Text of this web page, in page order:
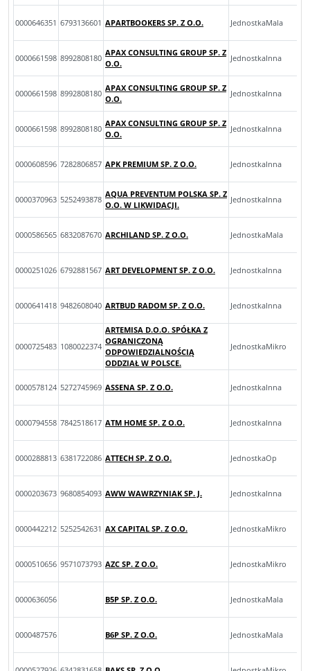
0000646351 6793136601 APARTBOOKERS SP. Z O.O. JednostkaMala
0000661598 8992808180
APAX CONSULTING GROUP SP. Z
O.O.
JednostkaInna
0000661598 8992808180
APAX CONSULTING GROUP SP. Z
O.O.
JednostkaInna
0000661598 8992808180
APAX CONSULTING GROUP SP. Z
O.O.
JednostkaInna
0000608596 7282806857 APK PREMIUM SP. Z O.O. JednostkaInna
0000370963 5252493878
AQUA PREVENTUM POLSKA SP. Z
O.O. W LIKWIDACJI.
JednostkaInna
0000586565 6832087670 ARCHILAND SP. Z O.O. JednostkaMala
0000251026 6792881567 ART DEVELOPMENT SP. Z O.O. JednostkaInna
0000641418 9482608040 ARTBUD RADOM SP. Z O.O. JednostkaInna
0000725483 1080022374
ARTEMISA D.O.O. SPÓŁKA Z
OGRANICZONĄ
ODPOWIEDZIALNOŚCIĄ
ODDZIAŁ W POLSCE.
JednostkaMikro
0000578124 5272745969 ASSENA SP. Z O.O. JednostkaInna
0000794558 7842518617 ATM HOME SP. Z O.O. JednostkaInna
0000288813 6381722086 ATTECH SP. Z O.O. JednostkaOp
0000203673 9680854093 AWW WAWRZYNIAK SP. J. JednostkaInna
0000442212 5252542631 AX CAPITAL SP. Z O.O. JednostkaMikro
0000510656 9571073793 AZC SP. Z O.O. JednostkaMikro
0000636056 B5P SP. Z O.O. JednostkaMala
0000487576 B6P SP. Z O.O. JednostkaMala